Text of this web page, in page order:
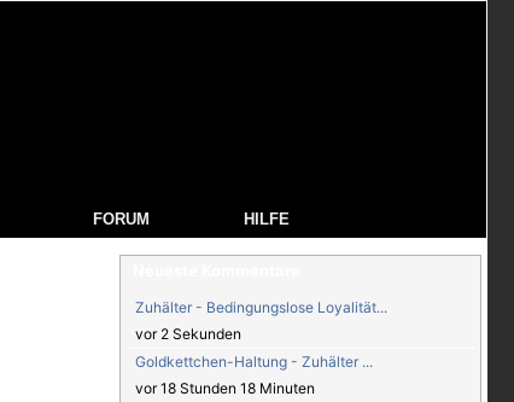
FORUM HILFE
Zuhälter - Bedingungslose Loyalität...
vor 2 Sekunden
Goldkettchen-Haltung - Zuhälter ...
vor 18 Stunden 18 Minuten